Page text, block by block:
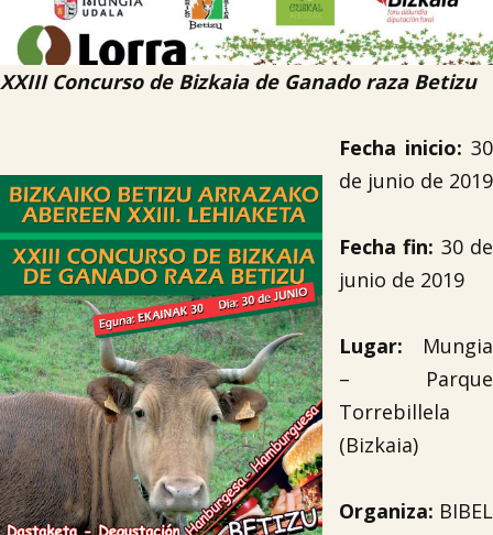
XXIII Concurso de Bizkaia de Ganado raza Betizu
Fecha inicio: 30
de junio de 2019
Fecha fin: 30 de
junio de 2019
Lugar: Mungia
– Parque
Torrebillela
(Bizkaia)
Organiza: BIBEL